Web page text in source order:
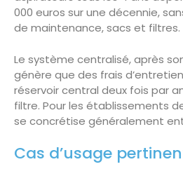
000 euros sur une décennie,
de maintenance, sacs et filtres.
Le système centralisé, après
génère que des frais
réservoir central deux fois par
filtre. Pour les établissements
se concrétise généralement
Cas d’usage